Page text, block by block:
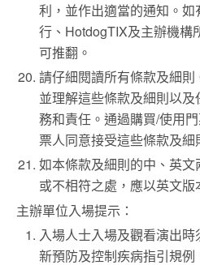
利，並作出適當的通知。
行、HotdogTIX及主辦機構
可推翻。
請仔細閱讀所有條款及細
並理解這些條款及細則以
務和責任。通過購買/使用
票人同意接受這些條款及細
如本條款及細則的中、英
或不相符之處，應以英文版
主辦單位入場提示：
入場人士入場及觀看演出
新預防及控制疾病指引規